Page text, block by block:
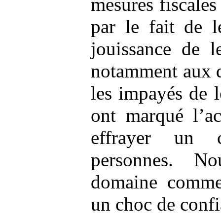
mesures
par le fait de
jouissance de
notamment aux
les impayés de
ont marqué
effrayer un
personnes.
domaine
un choc de